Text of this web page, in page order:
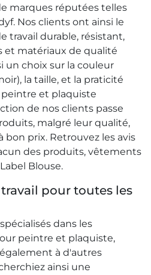
marques réputées telles
Nos clients ont ainsi le
travail durable, résistant,
et matériaux de qualité
un choix sur la couleur
la taille, et la praticité
peintre et plaquiste
de nos clients passe
malgré leur qualité,
bon prix. Retrouvez les avis
des produits, vêtements
Blouse.
pour toutes les
dans les
peintre et plaquiste,
à d'autres
ainsi une